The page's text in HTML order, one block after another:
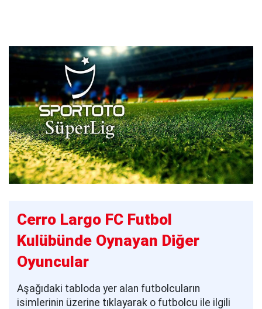
Cerro Largo FC Futbol
Kulübünde Oynayan Diğer
Oyuncular
Aşağıdaki tabloda yer alan futbolcuların
isimlerinin üzerine tıklayarak o futbolcu ile ilgili